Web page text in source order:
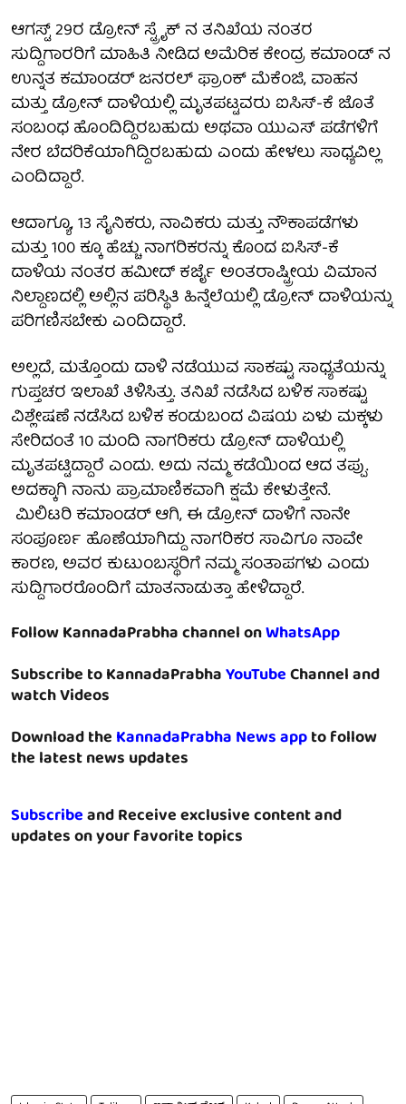
ಆಗಸ್ಟ್ 29ರ ಡ್ರೋನ್ ಸ್ಟ್ರೈಕ್ ನ ತನಿಖೆಯ ನಂತರ
ಸುದ್ದಿಗಾರರಿಗೆ ಮಾಹಿತಿ ನೀಡಿದ ಅಮೆರಿಕ ಕೇಂದ್ರ ಕಮಾಂಡ್ ನ
ಉನ್ನತ ಕಮಾಂಡರ್ ಜನರಲ್ ಫ್ರಾಂಕ್ ಮೆಕೆಂಜಿ, ವಾಹನ
ಮತ್ತು ಡ್ರೋನ್ ದಾಳಿಯಲ್ಲಿ ಮೃತಪಟ್ಟವರು ಐಸಿಸ್-ಕೆ ಜೊತೆ
ಸಂಬಂಧ ಹೊಂದಿದ್ದಿರಬಹುದು ಅಥವಾ ಯುಎಸ್ ಪಡೆಗಳಿಗೆ
ನೇರ ಬೆದರಿಕೆಯಾಗಿದ್ದಿರಬಹುದು ಎಂದು ಹೇಳಲು ಸಾಧ್ಯವಿಲ್ಲ
ಎಂದಿದ್ದಾರೆ.
ಆದಾಗ್ಯೂ, 13 ಸೈನಿಕರು, ನಾವಿಕರು ಮತ್ತು ನೌಕಾಪಡೆಗಳು
ಮತ್ತು 100 ಕ್ಕೂ ಹೆಚ್ಚು ನಾಗರಿಕರನ್ನು ಕೊಂದ ಐಸಿಸ್-ಕೆ
ದಾಳಿಯ ನಂತರ ಹಮೀದ್ ಕರ್ಜೈ ಅಂತರಾಷ್ಟ್ರೀಯ ವಿಮಾನ
ನಿಲ್ದಾಣದಲ್ಲಿ ಅಲ್ಲಿನ ಪರಿಸ್ಥಿತಿ ಹಿನ್ನೆಲೆಯಲ್ಲಿ ಡ್ರೋನ್ ದಾಳಿಯನ್ನು
ಪರಿಗಣಿಸಬೇಕು ಎಂದಿದ್ದಾರೆ.
ಅಲ್ಲದೆ, ಮತ್ತೊಂದು ದಾಳಿ ನಡೆಯುವ ಸಾಕಷ್ಟು ಸಾಧ್ಯತೆಯನ್ನು
ಗುಪ್ತಚರ ಇಲಾಖೆ ತಿಳಿಸಿತ್ತು. ತನಿಖೆ ನಡೆಸಿದ ಬಳಿಕ ಸಾಕಷ್ಟು
ವಿಶ್ಲೇಷಣೆ ನಡೆಸಿದ ಬಳಿಕ ಕಂಡುಬಂದ ವಿಷಯ ಏಳು ಮಕ್ಕಳು
ಸೇರಿದಂತೆ 10 ಮಂದಿ ನಾಗರಿಕರು ಡ್ರೋನ್ ದಾಳಿಯಲ್ಲಿ
ಮೃತಪಟ್ಟಿದ್ದಾರೆ ಎಂದು. ಅದು ನಮ್ಮ ಕಡೆಯಿಂದ ಆದ ತಪ್ಪು.
ಅದಕ್ಕಾಗಿ ನಾನು ಪ್ರಾಮಾಣಿಕವಾಗಿ ಕ್ಷಮೆ ಕೇಳುತ್ತೇನೆ.
ಮಿಲಿಟರಿ ಕಮಾಂಡರ್ ಆಗಿ, ಈ ಡ್ರೋನ್ ದಾಳಿಗೆ ನಾನೇ
ಸಂಪೂರ್ಣ ಹೊಣೆಯಾಗಿದ್ದು ನಾಗರಿಕರ ಸಾವಿಗೂ ನಾವೇ
ಕಾರಣ, ಅವರ ಕುಟುಂಬಸ್ಥರಿಗೆ ನಮ್ಮ ಸಂತಾಪಗಳು ಎಂದು
ಸುದ್ದಿಗಾರರೊಂದಿಗೆ ಮಾತನಾಡುತ್ತಾ ಹೇಳಿದ್ದಾರೆ.
Follow KannadaPrabha channel onWhatsApp
Subscribe to KannadaPrabhaYouTubeChannel and
watch Videos
Download theKannadaPrabha News appto follow
the latest news updates
Subscribeand Receive exclusive content and
updates on your favorite topics